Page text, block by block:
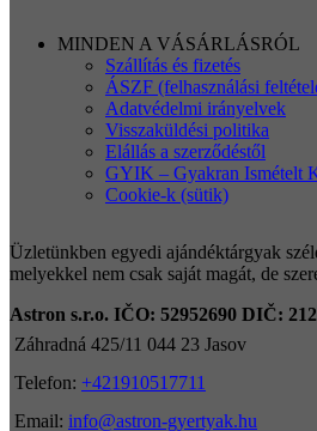
MINDEN A VÁSÁRLÁSRÓL
Szállítás és fizetés
ÁSZF (felhasználási
Adatvédelmi irányelvek
Visszaküldési politika
Elállás a szerződéstől
GYIK – Gyakran Ismételt
Cookie-k (sütik)
Üzletünkben egyedi ajándéktárgyak
melyekkel nem csak saját magát, de
Astron s.r.o. IČO: 52952690 DIČ:
Záhradná 425/11 044 23 Jasov
Telefon: +421910517711
Email: info@astron-gyertyak.hu